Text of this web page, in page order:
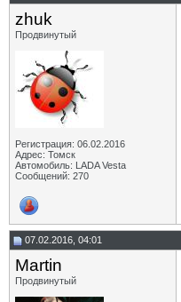
zhuk
Продвинутый
Регистрация: 06.02.2016
Адрес: Томск
Автомобиль: LADA Vesta
Сообщений: 270
07.02.2016, 04:01
Martin
Продвинутый